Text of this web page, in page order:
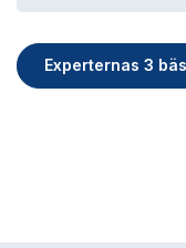
Experternas 3